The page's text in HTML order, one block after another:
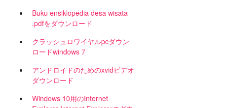
Buku ensiklopedia desa wisata
.pdfをダウンロード
クラッシュロワイヤルpcダウン
ロードwindows 7
アンドロイドのためのxvidビデオ
ダウンロード
Windows 10用のInternet